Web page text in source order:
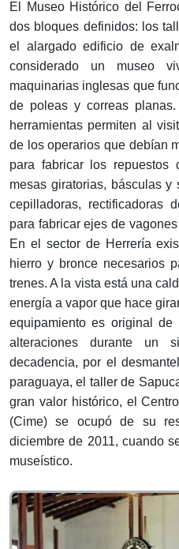
El Museo Histórico del
dos bloques definidos: los
el alargado edificio de
considerado un museo
maquinarias inglesas que
de poleas y correas
herramientas permiten al
de los operarios que debían
para fabricar los
mesas giratorias, básculas y
cepilladoras, rectificadoras
para fabricar ejes de
En el sector de Herrería
hierro y bronce necesarios
trenes. A la vista está una
energía a vapor que hace
equipamiento es original
alteraciones durante un
decadencia, por el
paraguaya, el taller de
gran valor histórico, el
(Cime) se ocupó de su
diciembre de 2011, cuando
museístico.